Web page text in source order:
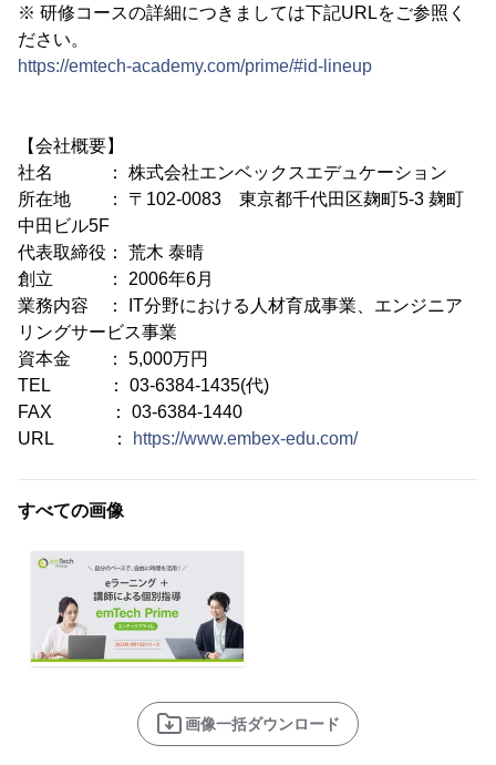
※ 研修コースの詳細につきましては下記URLをご参照く
ださい。
https://emtech-academy.com/prime/#id-lineup
【会社概要】
社名 ： 株式会社エンベックスエデュケーション
所在地 ： 〒102-0083 東京都千代田区麹町5-3 麹町
中田ビル5F
代表取締役： 荒木 泰晴
創立 ： 2006年6月
業務内容 ： IT分野における人材育成事業、エンジニア
リングサービス事業
資本金 ： 5,000万円
TEL ： 03-6384-1435(代)
FAX ： 03-6384-1440
URL ：
https://www.embex-edu.com/
すべての画像
画像一括ダウンロード